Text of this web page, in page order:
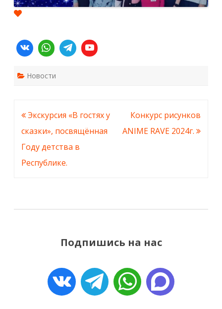
Новости
Навигация
по
записям
Экскурсия «В гостях у
сказки», посвящённая
Году детства в
Республике.
Конкурс рисунков
ANIME RAVE 2024г.
Подпишись на нас